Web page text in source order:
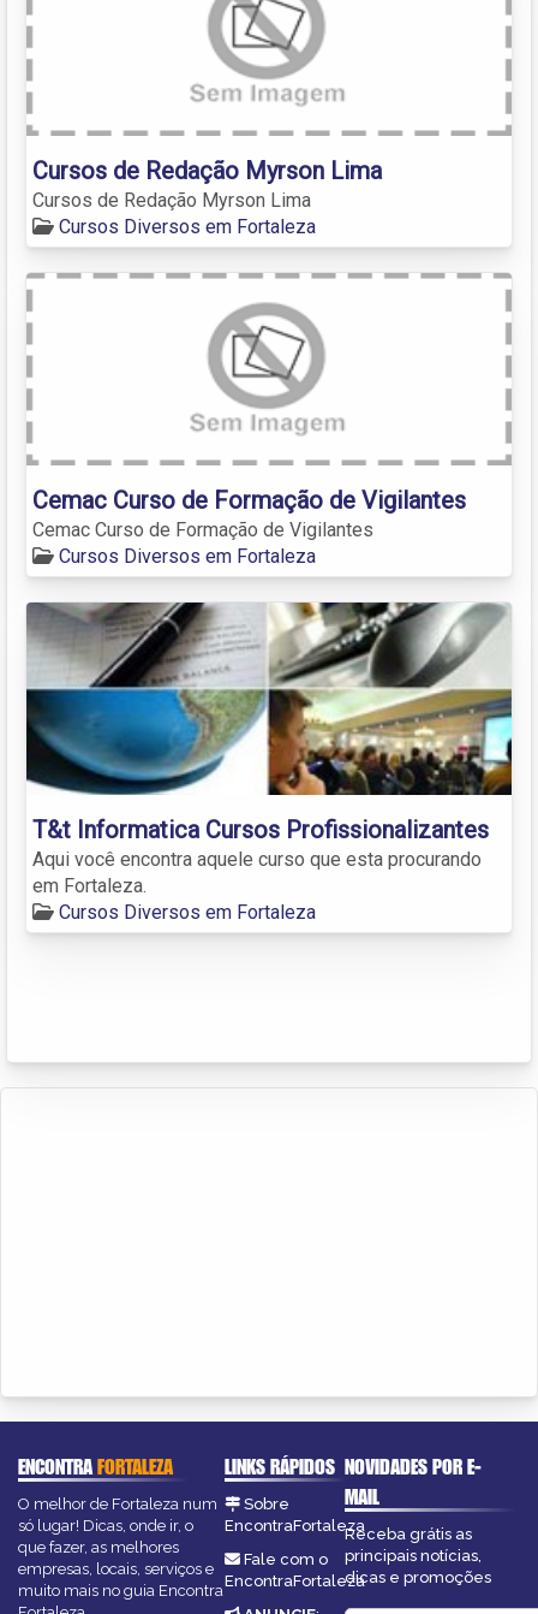
Cursos de Redação Myrson Lima
Cursos de Redação Myrson Lima
Cursos Diversos em Fortaleza
Cemac Curso de Formação de Vigilantes
Cemac Curso de Formação de Vigilantes
Cursos Diversos em Fortaleza
T&t Informatica Cursos Profissionalizantes
Aqui você encontra aquele curso que esta procurando
em Fortaleza.
Cursos Diversos em Fortaleza
ENCONTRAFORTALEZA
O melhor de Fortaleza num
só lugar! Dicas, onde ir, o
que fazer, as melhores
empresas, locais, serviços e
muito mais no guia Encontra
LINKS RÁPIDOS
Sobre
EncontraFortaleza
Fale com o
EncontraFortaleza
NOVIDADES POR E-
MAIL
Receba grátis as
principais notícias,
dicas e promoções